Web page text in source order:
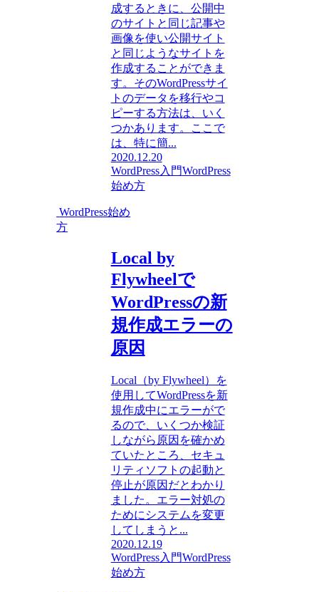
成するときに、公開中
のサイトと同じ記事や
画像を使い公開サイト
と同じようなサイトを
作成することができま
す。そのWordPressサイ
トのデータを移行やコ
ピーする方法は、いく
つかあります。ここで
は、特に簡...
2020.12.20
WordPress入門WordPress
始め方
WordPress始め
方
Local by
Flywheelで
WordPressの新
規作成エラーの
原因
Local（by Flywheel）を
使用してWordPressを新
規作成中にエラーがで
るので、いくつか検証
しながら原因を確かめ
ていたところ、セキュ
リティソフトの起動と
停止が原因だとわかり
ました。エラー対処の
ためにシステムを変更
してしまうと...
2020.12.19
WordPress入門WordPress
始め方